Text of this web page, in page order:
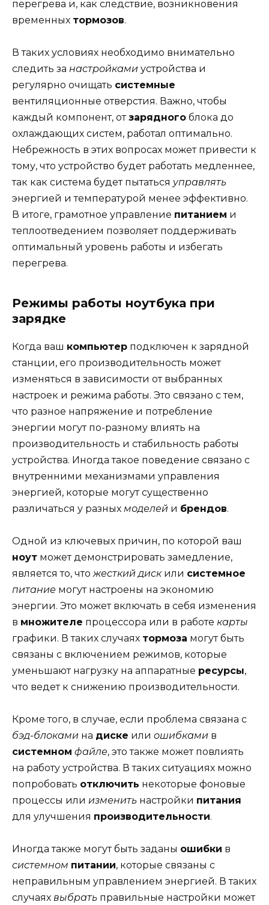
перегрева и, как следствие, возникновения
временных тормозов.
В таких условиях необходимо внимательно
следить за настройками устройства и
регулярно очищать системные
вентиляционные отверстия. Важно, чтобы
каждый компонент, отзарядного блока до
охлаждающих систем, работал оптимально.
Небрежность в этих вопросах может привести к
тому, что устройство будет работать медленнее,
так как система будет пытаться управлять
энергией и температурой менее эффективно.
В итоге, грамотное управление питанием и
теплоотведением позволяет поддерживать
оптимальный уровень работы и избегать
перегрева.
Режимы работы ноутбука при
зарядке
Когда ваш компьютер подключен к зарядной
станции, его производительность может
изменяться в зависимости от выбранных
настроек и режима работы. Это связано с тем,
что разное напряжение и потребление
энергии могут по-разному влиять на
производительность и стабильность работы
устройства. Иногда такое поведение связано с
внутренними механизмами управления
энергией, которые могут существенно
различаться у разных моделей и брендов.
Одной из ключевых причин, по которой ваш
ноут может демонстрировать замедление,
является то, чтожесткий дискили системное
питание могут настроены на экономию
энергии. Это может включать в себя изменения
в множителе процессора или в работе карты
графики. В таких случаях тормоза могут быть
связаны с включением режимов, которые
уменьшают нагрузку на аппаратные ресурсы,
что ведет к снижению производительности.
Кроме того, в случае, если проблема связана с
бэд-блоками на диске или ошибками в
системном файле, это также может повлиять
на работу устройства. В таких ситуациях можно
попробовать отключить некоторые фоновые
процессы или изменить настройки питания
для улучшения производительности.
Иногда также могут быть заданы ошибки в
системном питании, которые связаны с
неправильным управлением энергией. В таких
случаях выбрать правильные настройки может